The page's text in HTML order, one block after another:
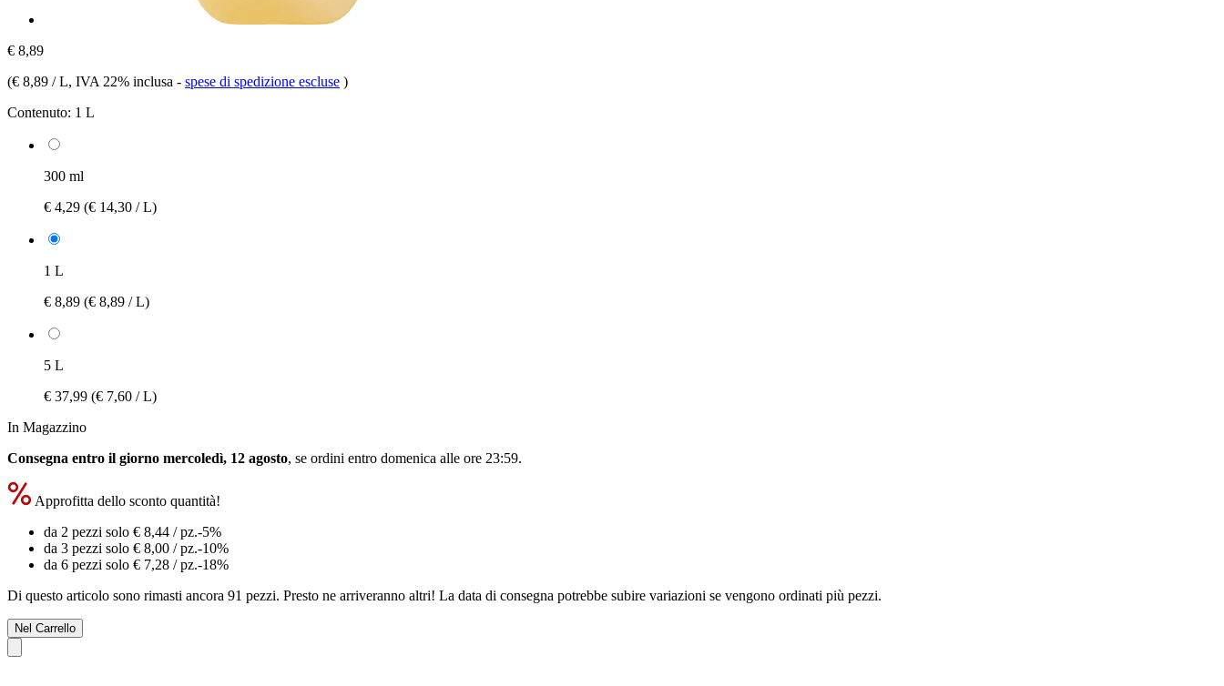
€ 8,89
(€ 8,89 / L, IVA 22% inclusa - spese di spedizione escluse )
Contenuto: 1 L
300 ml
€ 4,29 (€ 14,30 / L)
1 L
€ 8,89 (€ 8,89 / L)
5 L
€ 37,99 (€ 7,60 / L)
In Magazzino
Consegna entro il giorno mercoledì, 12 agosto, se ordini entro domenica alle ore 23:59.
Approfitta dello sconto quantità!
da 2 pezzi solo € 8,44 / pz.-5%
da 3 pezzi solo € 8,00 / pz.-10%
da 6 pezzi solo € 7,28 / pz.-18%
Di questo articolo sono rimasti ancora 91 pezzi. Presto ne arriveranno altri! La data di consegna potrebbe subire variazioni se vengono ordinati più pezzi.
Nel Carrello